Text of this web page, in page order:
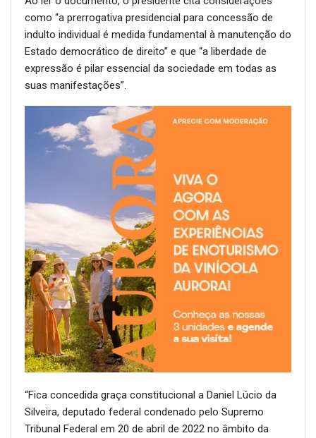
como “a prerrogativa presidencial para concessão de
indulto individual é medida fundamental à manutenção do
Estado democrático de direito” e que “a liberdade de
expressão é pilar essencial da sociedade em todas as
suas manifestações”.
“Fica concedida graça constitucional a Daniel Lúcio da
Silveira, deputado federal condenado pelo Supremo
Tribunal Federal em 20 de abril de 2022 no âmbito da